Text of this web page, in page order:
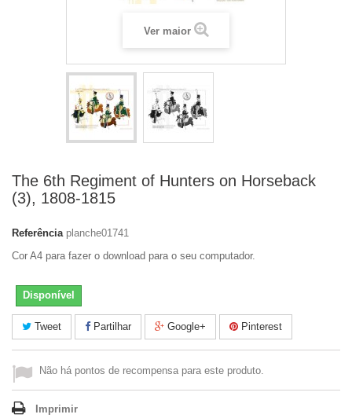
Ver maior
The 6th Regiment of Hunters on Horseback
(3), 1808-1815
Referência planche01741
Cor A4 para fazer o download para o seu computador.
Disponível
Tweet Partilhar Google+ Pinterest
Não há pontos de recompensa para este produto.
Imprimir